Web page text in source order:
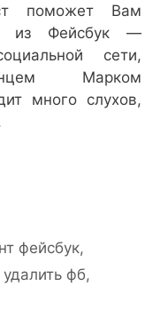
поможет Вам
из Фейсбук —
сети,
Марком
много слухов,
фейсбук,
удалить фб,